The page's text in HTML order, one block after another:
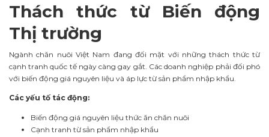
Thách thức từ Biến động
Thị trường
Ngành chăn nuôi Việt Nam đang đối mặt với những thách thức từ
cạnh tranh quốc tế ngày càng gay gắt. Các doanh nghiệp phải đối phó
với biến động giá nguyên liệu và áp lực từ sản phẩm nhập khẩu.
Các yếu tố tác động:
Biến động giá nguyên liệu thức ăn chăn nuôi
Cạnh tranh từ sản phẩm nhập khẩu